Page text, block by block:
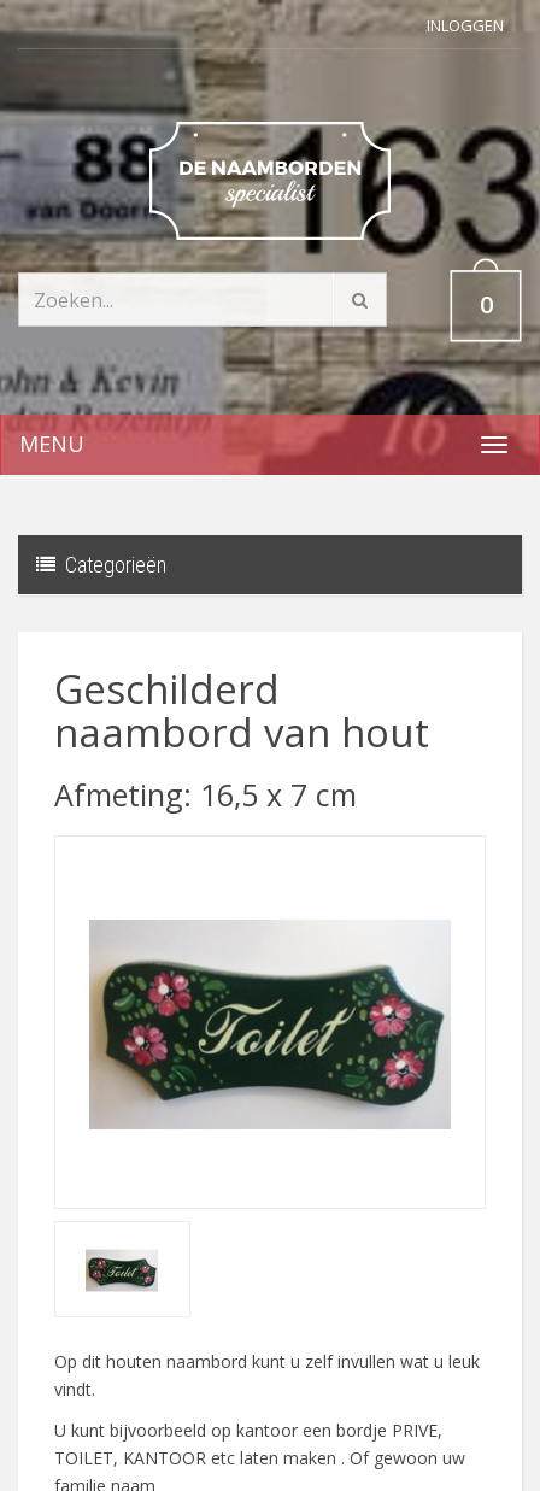
INLOGGEN
0
MENU
Categorieën
Geschilderd
naambord van hout
Afmeting: 16,5 x 7 cm
Op dit houten naambord kunt u zelf invullen wat u leuk
vindt.
U kunt bijvoorbeeld op kantoor een bordje PRIVE,
TOILET, KANTOOR etc laten maken . Of gewoon uw
familie naam